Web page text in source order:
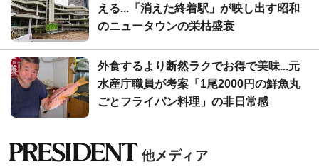
える...「消えた終着駅」が映し出す昭和
のニュータウンの栄枯盛衰
外食するより断然ラクでお得で美味...元
水産庁職員が考案「1尾2000円の鮮魚丸
ごとフライパン料理」の非日常感